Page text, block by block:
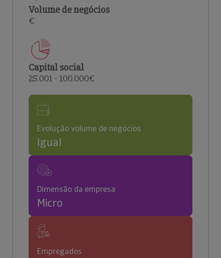
Volume de negócios
€
Capital social
25.001 - 100.000€
Evolução volume de negócios
Igual
Dimensão da empresa
Micro
Empregados